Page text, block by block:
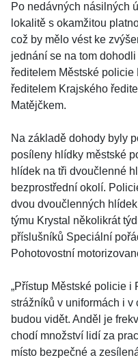
Po nedávných násilných
lokalitě s okamžitou
což by mělo vést ke
jednání se na tom
ředitelem Městské policie
ředitelem Krajského
Matějčkem.
Na základě dohody byly
posíleny hlídky městské
hlídek na tři dvoučlenné
bezprostřední okolí.
dvou dvoučlenných
týmu Krystal několikrát
příslušníků Speciální
Pohotovostní
„Přístup Městské policie i
strážníků v uniformách i
budou vidět. Anděl je
chodí množství lidí za
místo bezpečné a